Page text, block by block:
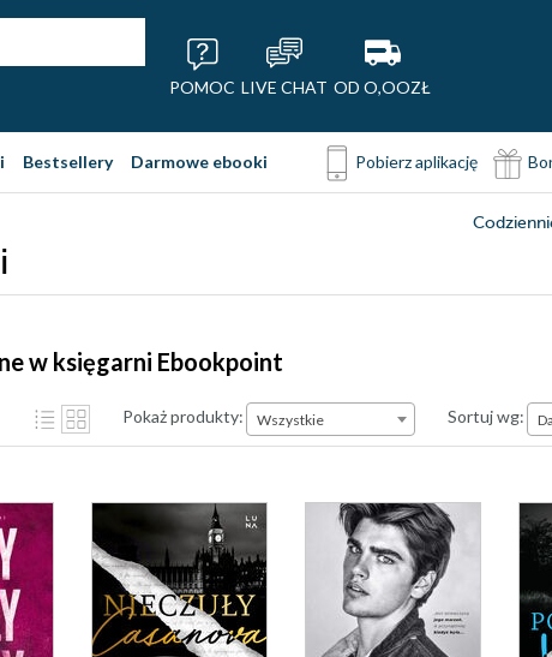
POMOC LIVE CHAT OD O,OOZŁ
Bestsellery Darmowe ebooki Pobierz aplikację
w księgarni Ebookpoint
Pokaż produkty: Wszystkie Sortuj wg: